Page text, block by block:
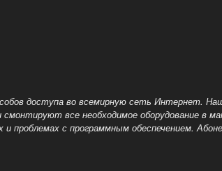
доступа во всемирную сеть Интернет.
все необходимое оборудование в
и проблемах с программным обеспечением.